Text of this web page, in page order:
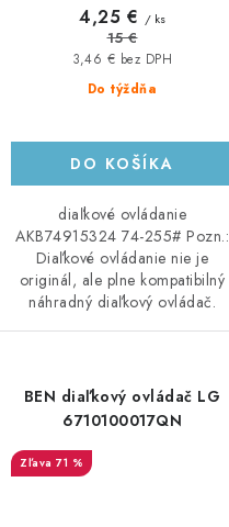
Do týždňa
3,46 € bez DPH
4,25 € / ks
15 €
DO KOŠÍKA
diaľkové ovládanie
AKB74915324 74-255# Pozn.:
Diaľkové ovládanie nie je
originál, ale plne kompatibilný
náhradný diaľkový ovládač.
BEN diaľkový ovládač LG
6710100017QN
71 %